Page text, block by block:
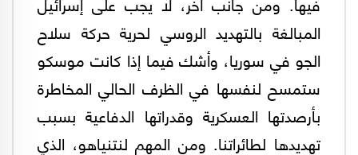
المبالغة بالتهديد الروسي لحرية حركة سلاح
الجو في سوريا، وأشك فيما إذا كانت موسكو
ستمسح لنفسها في الظرف الحالي المخاطرة
بأرصدتها العسكرية وقدراتها الدفاعية بسبب
تهديدها لطائراتنا. ومن المهم لنتنياهو، الذي